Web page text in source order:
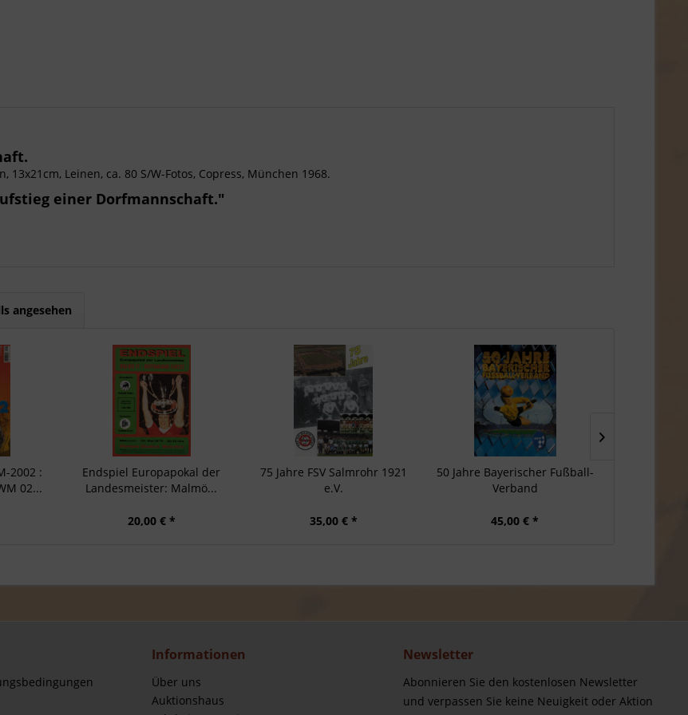
Leinen, ca. 80 S/W-Fotos, Copress, München 1968.
einer Dorfmannschaft."
angesehen
2002 :
02...
Endspiel Europapokal der
Landesmeister: Malmö...
20,00 € *
75 Jahre FSV Salmrohr 1921
e.V.
35,00 € *
50 Jahre Bayerischer Fußball-
Verband
45,00 € *
Informationen
Über uns
Auktionshaus
Newsletter
Abonnieren Sie den kostenlosen Newsletter
und verpassen Sie keine Neuigkeit oder Aktion